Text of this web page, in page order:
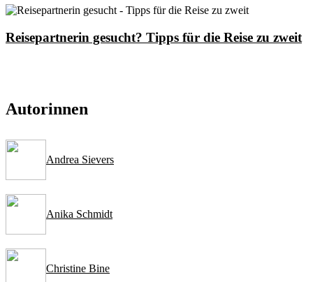
Reisepartnerin gesucht? Tipps für die Reise zu zweit
Autorinnen
Andrea Sievers
Anika Schmidt
Christine Bine